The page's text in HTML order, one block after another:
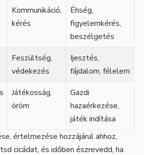
Kommunikáció,
kérés
Éhség,
figyelemkérés,
beszélgetés
Feszültség,
védekezés
Ijesztés,
fájdalom, félelem
Játékosság,
öröm
Gazdi
hazaérkezése,
játék indítása
értelmezése hozzájárul ahhoz,
cicádat, és időben észrevedd, ha